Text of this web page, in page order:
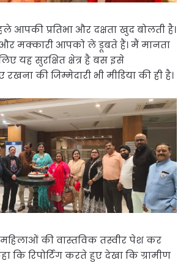
आपकी प्रतिभा और दक्षता खुद बोलती है।
मक्कारी आपको ले डूबते हैं। मैं मानता
यह सुरक्षित क्षेत्र है बस इसे
की जिम्मेदारी भी मीडिया की ही है।
महिलाओं की वास्तविक तस्वीर पेश कर
कि रिपोर्टिंग करते हुए देखा कि ग्रामीण